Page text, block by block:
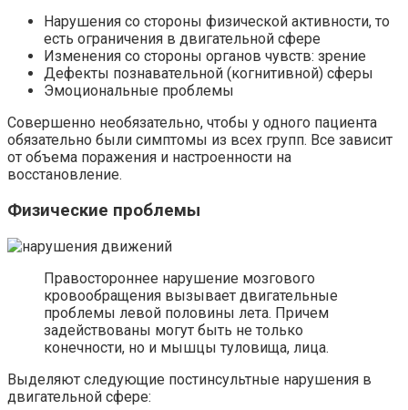
Нарушения со стороны физической активности, то
есть ограничения в двигательной сфере
Изменения со стороны органов чувств: зрение
Дефекты познавательной (когнитивной) сферы
Эмоциональные проблемы
Совершенно необязательно, чтобы у одного пациента
обязательно были симптомы из всех групп. Все зависит
от объема поражения и настроенности на
восстановление.
Физические проблемы
Правостороннее нарушение мозгового
кровообращения вызывает двигательные
проблемы левой половины лета. Причем
задействованы могут быть не только
конечности, но и мышцы туловища, лица.
Выделяют следующие постинсультные нарушения в
двигательной сфере: